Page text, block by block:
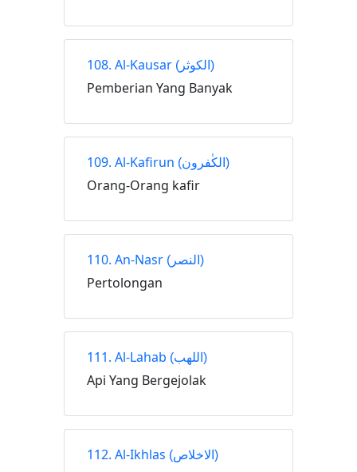
108. Al-Kausar (الكوثر)
Pemberian Yang Banyak
109. Al-Kafirun (الكٰفرون)
Orang-Orang kafir
110. An-Nasr (النصر)
Pertolongan
111. Al-Lahab (اللهب)
Api Yang Bergejolak
112. Al-Ikhlas (الاخلاص)